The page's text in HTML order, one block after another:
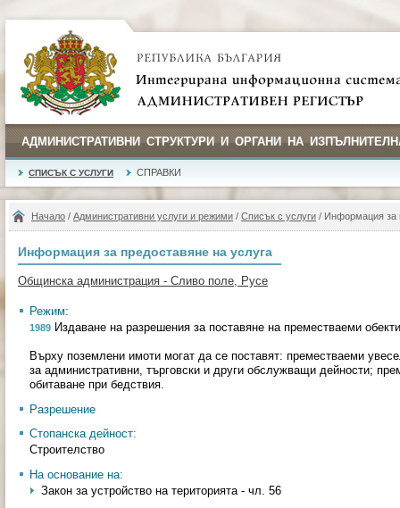
АДМИНИСТРАТИВНИ СТРУКТУРИ И ОРГАНИ НА
СПИСЪК С УСЛУГИ СПРАВКИ
Начало / Административни услуги и режими / Списък с услуги / Информация за
Информация за предоставяне на услуга
Общинска администрация - Сливо поле, Русе
Режим:
1989 Издаване на разрешения за поставяне на преместваеми обекти
Върху поземлени имоти могат да се поставят: преместваеми
за административни, търговски и други обслужващи дейности;
обитаване при бедствия.
Разрешение
Стопанска дейност:
Строителство
На основание на:
Закон за устройство на територията - чл. 56